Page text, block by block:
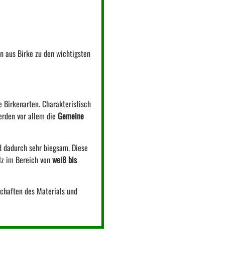
aus Birke zu den wichtigsten
Birkenarten. Charakteristisch
vor allem die Gemeine
sehr biegsam. Diese
im Bereich vonweiß bis
des Materials und